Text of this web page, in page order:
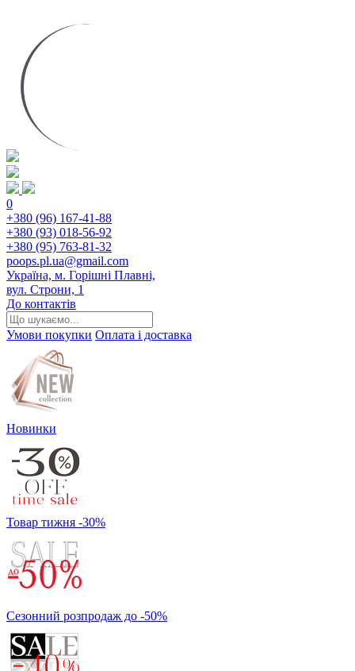
0
+380 (96) 167-41-88
+380 (93) 018-56-92
+380 (95) 763-81-32
poops.pl.ua@gmail.com
Україна, м. Горішні Плавні,
вул. Строни, 1
До контактів
Умови покупки Оплата і доставка
Новинки
Товар тижня -30%
Сезонний розпродаж до -50%